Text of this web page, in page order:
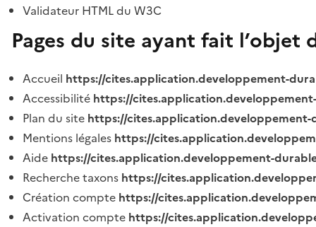
Validateur HTML du W3C
Pages du site ayant fait
Accueil https://cites.application.developpement-
Accessibilité https://
Plan du site https://
Mentions légales https://
Aide https://cites.application.developpement-
Recherche taxons https://
Création compte https://
Activation compte https://